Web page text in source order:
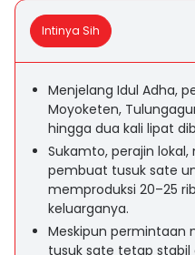
Intinya Sih
Menjelang Idul Adha,
Moyoketen,
hingga dua kali lipat
Sukamto, perajin
pembuat tusuk sate
memproduksi 20–25
keluarganya.
Meskipun permintaan
tusuk sate tetap stabil